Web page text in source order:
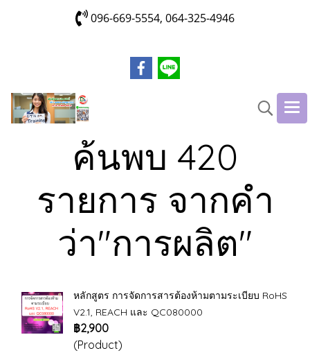
096-669-5554, 064-325-4946
ค้นพบ 420
รายการ จากคำ
ว่า"การผลิต"
หลักสูตร การจัดการสารต้องห้ามตามระเบียบ RoHS
V2.1, REACH และ QC080000
฿2,900
(Product)